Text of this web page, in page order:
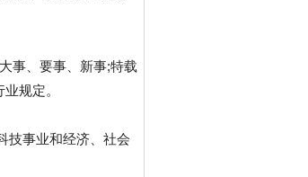
事、要事、新事;特载
规定。
技事业和经济、社会